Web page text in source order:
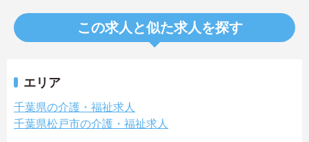
この求人と似た求人を探す
エリア
千葉県の介護・福祉求人
千葉県松戸市の介護・福祉求人